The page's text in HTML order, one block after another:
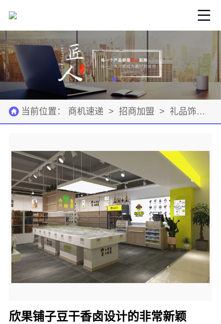
当前位置： 商机速递 > 招商加盟 > 礼品饰品
欣果铺子豆干香卤设计的非常新颖